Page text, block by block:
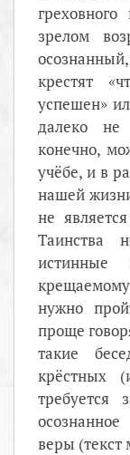
зрелом
крестят
успешен»
далеко
конечно,
учёбе, и в
нашей
не
Таинства
нужно
проще
такие
крёстных
требуется
веры (текст